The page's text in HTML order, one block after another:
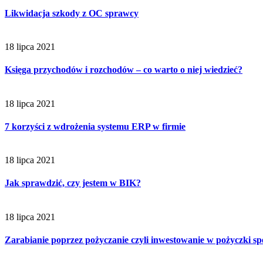
Likwidacja szkody z OC sprawcy
18 lipca 2021
Księga przychodów i rozchodów – co warto o niej wiedzieć?
18 lipca 2021
7 korzyści z wdrożenia systemu ERP w firmie
18 lipca 2021
Jak sprawdzić, czy jestem w BIK?
18 lipca 2021
Zarabianie poprzez pożyczanie czyli inwestowanie w pożyczki